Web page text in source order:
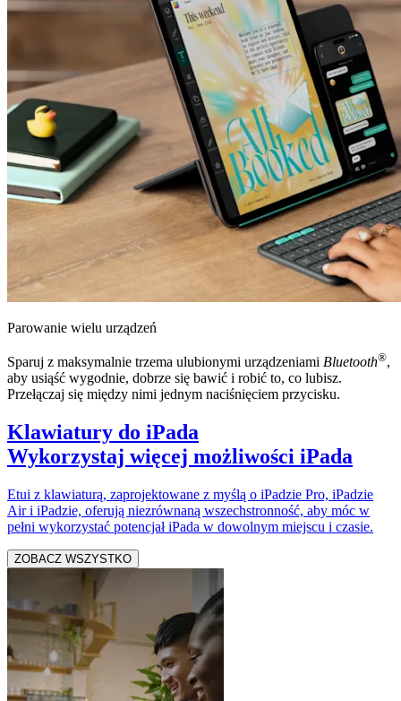
Parowanie wielu urządzeń
Sparuj z maksymalnie trzema ulubionymi urządzeniami Bluetooth®,
aby usiąść wygodnie, dobrze się bawić i robić to, co lubisz.
Przełączaj się między nimi jednym naciśnięciem przycisku.
Klawiatury do iPada
Wykorzystaj więcej możliwości iPada
Etui z klawiaturą, zaprojektowane z myślą o iPadzie Pro, iPadzie
Air i iPadzie, oferują niezrównaną wszechstronność, aby móc w
pełni wykorzystać potencjał iPada w dowolnym miejscu i czasie.
ZOBACZ WSZYSTKO